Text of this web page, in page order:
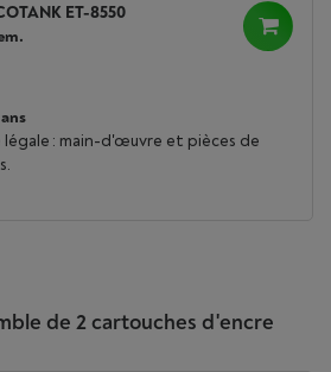
ET-8550
légale : main-d'œuvre et pièces de
de 2 cartouches d'encre